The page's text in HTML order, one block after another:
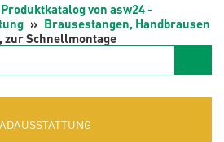
Produktkatalog von asw24 -
Brausestangen, Handbrausen
zur Schnellmontage